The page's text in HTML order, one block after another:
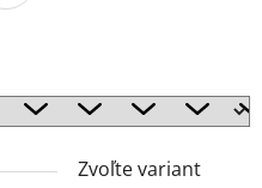
Zvoľte variant